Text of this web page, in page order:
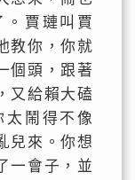
賈璉叫賈
教你，你就
個頭，跟著
又給賴大磕
鬧得不像
兒來。你想
一會子，並